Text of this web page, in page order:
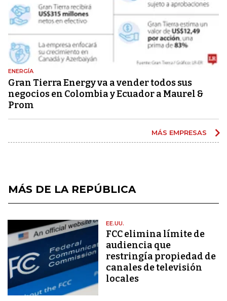
ENERGÍA
Gran Tierra Energy va a vender todos sus
negocios en Colombia y Ecuador a Maurel &
Prom
MÁS EMPRESAS
MÁS DE LA REPÚBLICA
EE.UU.
FCC elimina límite de
audiencia que
restringía propiedad de
canales de televisión
locales